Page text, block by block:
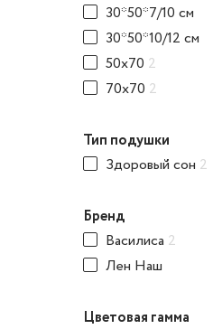
30*50*7/10 см
30*50*10/12 см
50x70 2
70x70 2
Тип подушки
Здоровый сон 2
Бренд
Василиса 2
Лен Наш
Цветовая гамма